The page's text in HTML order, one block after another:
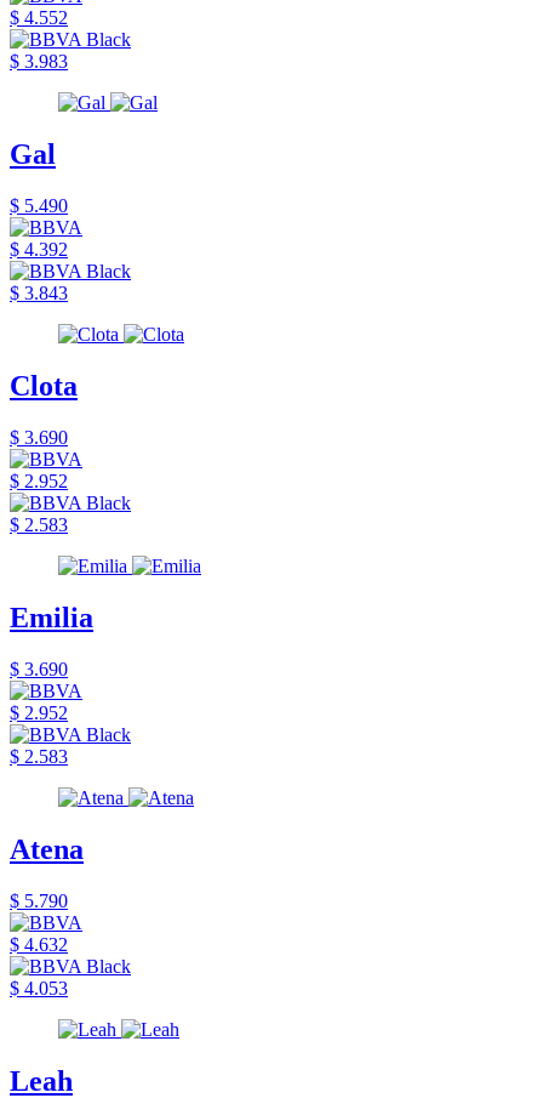
$ 4.552
$ 3.983
Gal
$ 5.490
$ 4.392
$ 3.843
Clota
$ 3.690
$ 2.952
$ 2.583
Emilia
$ 3.690
$ 2.952
$ 2.583
Atena
$ 5.790
$ 4.632
$ 4.053
Leah